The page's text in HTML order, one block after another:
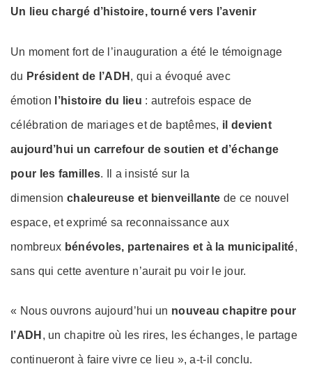
Un lieu chargé d’histoire, tourné vers l’avenir
Un moment fort de l’inauguration a été le témoignage
du Président de l’ADH , qui a évoqué avec
émotion l’histoire du lieu : autrefois espace de
célébration de mariages et de baptêmes, il devient
aujourd’hui un carrefour de soutien et d’échange
pour les familles. Il a insisté sur la
dimensionchaleureuse et bienveillante de ce nouvel
espace, et exprimé sa reconnaissance aux
nombreux bénévoles, partenaires et à la municipalité,
sans qui cette aventure n’aurait pu voir le jour.
« Nous ouvrons aujourd’hui un nouveau chapitre pour
l’ADH , un chapitre où les rires, les échanges, le partage
continueront à faire vivre ce lieu », a-t-il conclu.